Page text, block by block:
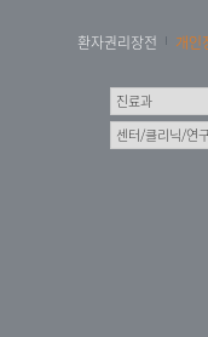
환자권리장전 개인